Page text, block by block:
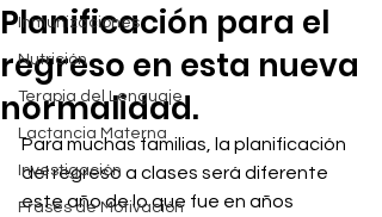
Inmunizaciones
Nutrición
Terapia del Lenguaje
Lactancia Materna
Investigación
Frases de Motivación
Planificación para el
regreso en esta nueva
normalidad.
Para muchas familias, la planificación
del regreso a clases será diferente
este año de lo que fue en años